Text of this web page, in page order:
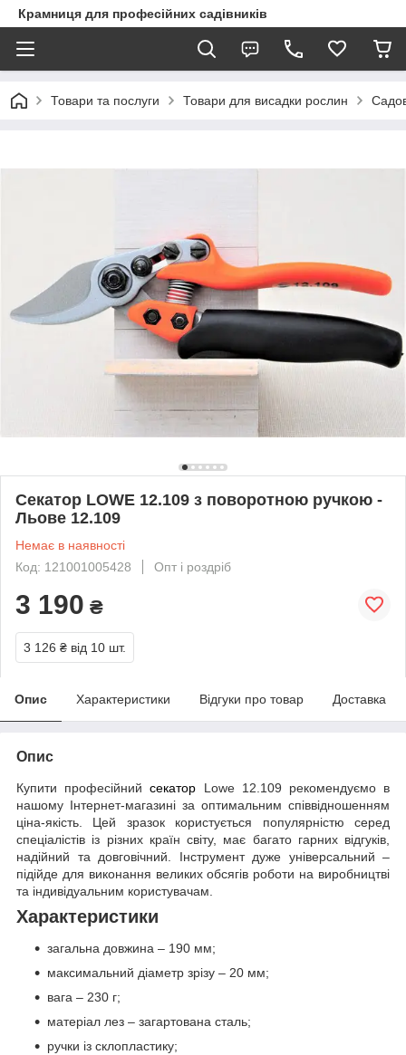
Крамниця для професійних садівників
Товари та послуги Товари для висадки рослин
Секатор LOWE 12.109 з поворотною ручкою -
Льове 12.109
Немає в наявності
Код: 121001005428
Опт і роздріб
3 190 ₴
3 126 ₴ від 10 шт.
Опис Характеристики Відгуки про товар Доставка
Опис
Купити професійнийсекатор Lowe 12.109 рекомендуємо в
нашому Інтернет-магазині за оптимальним співвідношенням
ціна-якість. Цей зразок користується популярністю серед
спеціалістів із різних країн світу, має багато гарних відгуків,
надійний та довговічний. Інструмент дуже універсальний –
підійде для виконання великих обсягів роботи на виробництві
та індивідуальним користувачам.
Характеристики
загальна довжина – 190 мм;
максимальний діаметр зрізу – 20 мм;
вага – 230 г;
матеріал лез – загартована сталь;
ручки із склопластику;